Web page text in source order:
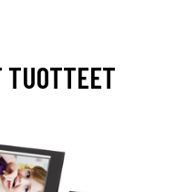
TUOTTEET